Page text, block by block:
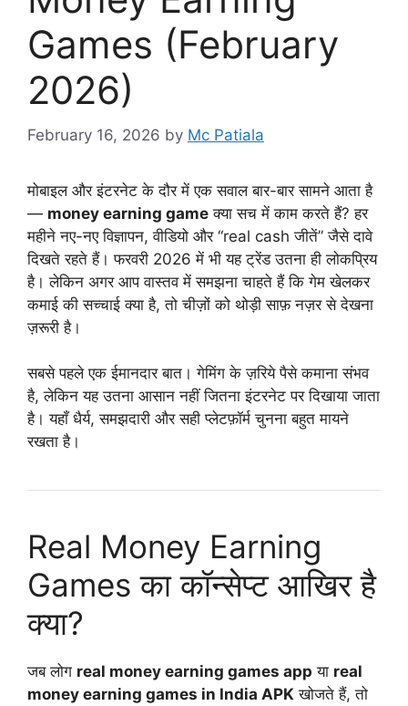
Games (February
2026)
February 16, 2026 by Mc Patiala
मोबाइल और इंटरनेट के दौर में एक सवाल बार-बार सामने आता है
— money earning game क्या सच में काम करते हैं? हर
महीने नए-नए विज्ञापन, वीडियो और “real cash जीतें” जैसे दावे
दिखते रहते हैं। फरवरी 2026 में भी यह ट्रेंड उतना ही लोकप्रिय
है। लेकिन अगर आप वास्तव में समझना चाहते हैं कि गेम खेलकर
कमाई की सच्चाई क्या है, तो चीज़ों को थोड़ी साफ़ नज़र से देखना
ज़रूरी है।
सबसे पहले एक ईमानदार बात। गेमिंग के ज़रिये पैसे कमाना संभव
है, लेकिन यह उतना आसान नहीं जितना इंटरनेट पर दिखाया जाता
है। यहाँ धैर्य, समझदारी और सही प्लेटफ़ॉर्म चुनना बहुत मायने
रखता है।
Real Money Earning
Games का कॉन्सेप्ट आखिर है
क्या?
जब लोग real money earning games app या real
money earning games in India APK खोजते हैं, तो